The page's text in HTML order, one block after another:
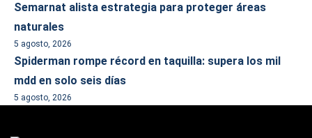
Semarnat alista estrategia para proteger áreas
naturales
5 agosto, 2026
Spiderman rompe récord en taquilla: supera los mil
mdd en solo seis días
5 agosto, 2026